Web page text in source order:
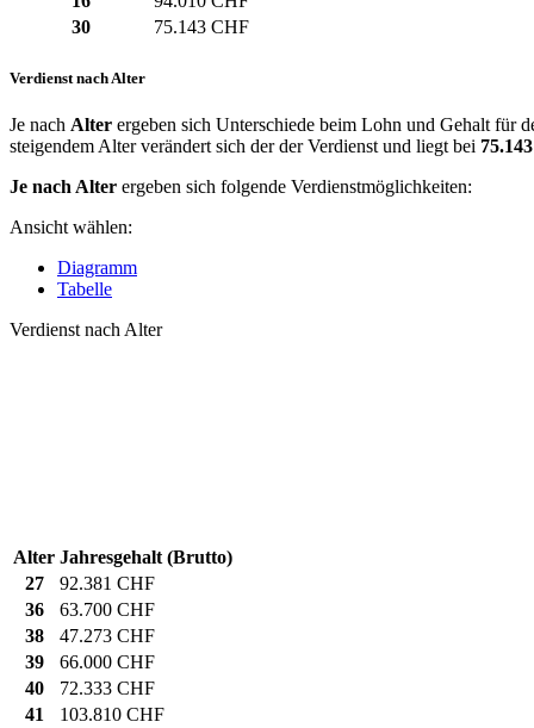
30
75.143 CHF
Verdienst nach Alter
Je nach Alter ergeben sich Unterschiede beim Lohn und Gehalt
steigendem Alter verändert sich der der Verdienst und liegt bei
Je nach Alter ergeben sich folgende Verdienstmöglichkeiten:
Ansicht wählen:
Diagramm
Tabelle
Verdienst nach Alter
Alter Jahresgehalt (Brutto)
27
92.381 CHF
36
63.700 CHF
38
47.273 CHF
39
66.000 CHF
40
72.333 CHF
41
103.810 CHF